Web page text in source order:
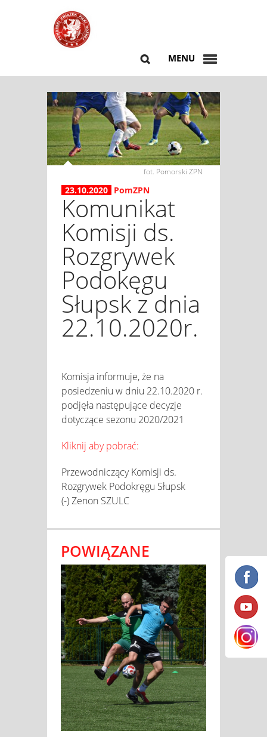
MENU
fot. Pomorski ZPN
23.10.2020 PomZPN
Komunikat
Komisji ds.
Rozgrywek
Podokęgu
Słupsk z dnia
22.10.2020r.
Komisja informuje, że na
posiedzeniu w dniu 22.10.2020 r.
podjęła następujące decyzje
dotyczące sezonu 2020/2021
Kliknij aby pobrać:
Przewodniczący Komisji ds.
Rozgrywek Podokręgu Słupsk
(-) Zenon SZULC
POWIĄZANE